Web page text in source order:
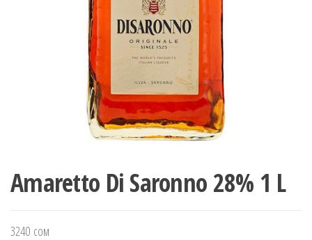
Amaretto Di Saronno 28% 1 L
3240 сом